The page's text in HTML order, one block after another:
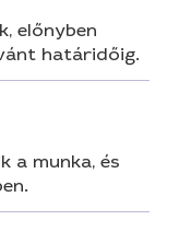
előnyben
határidőig.
a munka, és